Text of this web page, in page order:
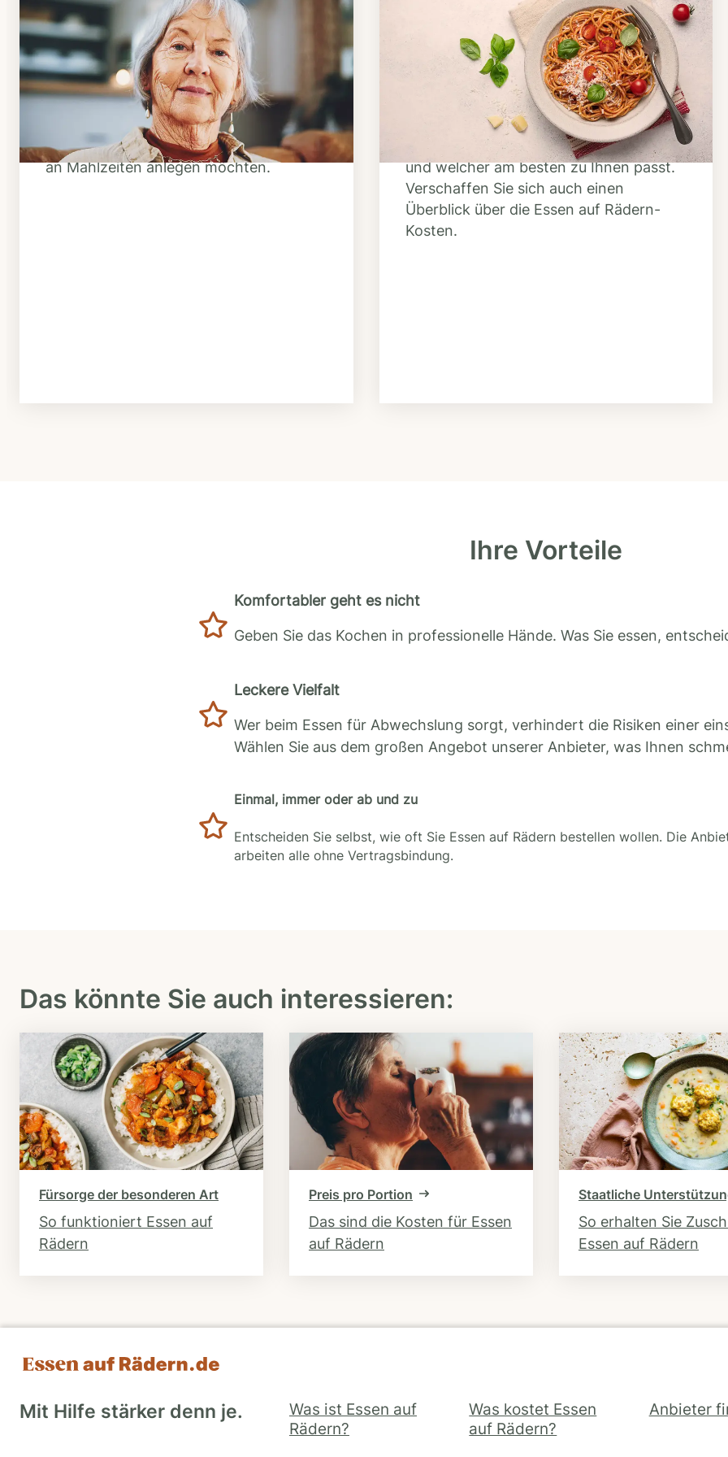
Schritt 1
Klarheit schaffen
Überlegen Sie, ob Ihnen das Essen
täglich verzehrfertig geliefert werden
soll oder Sie sich einen Tiefkühl-Vorrat
an Mahlzeiten anlegen möchten.
Schritt 2
Anbieter finden
Nutzen Sie unsere große Mahlzeiten-
Dienst-Suche, um herauszufinden,
welche Anbieter es in Ihrer Region gibt
und welcher am besten zu Ihnen passt.
Verschaffen Sie sich auch einen
Überblick über die Essen auf Rädern-
Kosten.
Ihre Vorteile
Komfortabler geht es nicht
Geben Sie das Kochen in professionelle Hände. Was Sie essen,
Leckere Vielfalt
Wer beim Essen für Abwechslung sorgt, verhindert die Risiken einer
Wählen Sie aus dem großen Angebot unserer Anbieter, was Ihnen
Einmal, immer oder ab und zu
Entscheiden Sie selbst, wie oft Sie Essen auf Rädern bestellen wollen. Die
arbeiten alle ohne Vertragsbindung.
Das könnte Sie auch interessieren:
Fürsorge der besonderen Art
So funktioniert Essen auf
Rädern
Preis pro Portion
Das sind die Kosten für Essen
auf Rädern
Staatliche
So erhalten Sie
Essen auf Rädern
Mit Hilfe stärker denn je.
Was ist Essen auf
Rädern?
Was kostet Essen
auf Rädern?
Anbieter